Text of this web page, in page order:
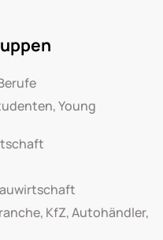
Young
KfZ, Autohändler,